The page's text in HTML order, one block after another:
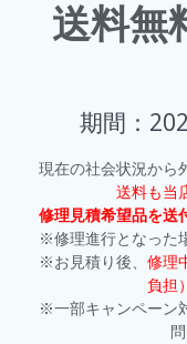
送料無
期間：
現在の社会状況から
送料も当
修理見積希望品を送
※修理進行となった
※お見積り後、 修理
負担
※一部キャンペーン